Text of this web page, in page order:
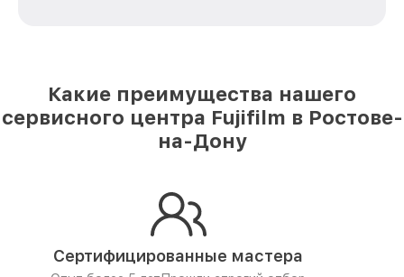
Какие преимущества нашего
сервисного центра Fujifilm в Ростове-
на-Дону
Сертифицированные мастера